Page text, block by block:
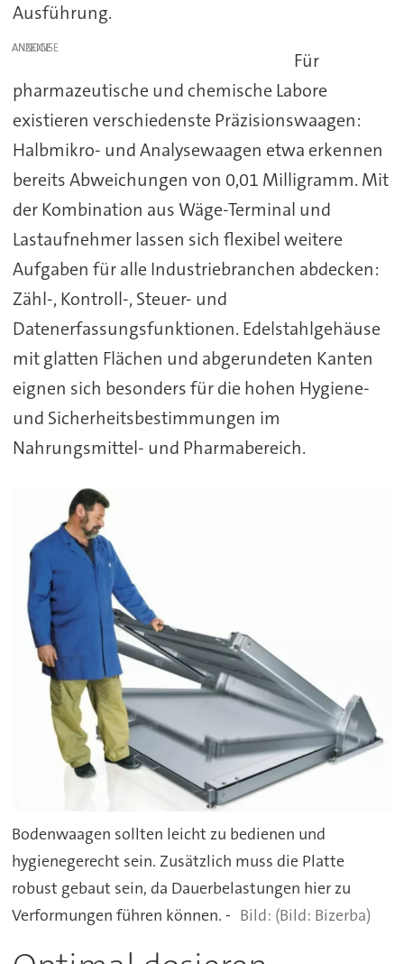
Ausführung.
ANZEIGE
Für
pharmazeutische und chemische Labore
existieren verschiedenste Präzisionswaagen:
Halbmikro- und Analysewaagen etwa erkennen
bereits Abweichungen von 0,01 Milligramm. Mit
der Kombination aus Wäge-Terminal und
Lastaufnehmer lassen sich flexibel weitere
Aufgaben für alle Industriebranchen abdecken:
Zähl-, Kontroll-, Steuer- und
Datenerfassungsfunktionen. Edelstahlgehäuse
mit glatten Flächen und abgerundeten Kanten
eignen sich besonders für die hohen Hygiene-
und Sicherheitsbestimmungen im
Nahrungsmittel- und Pharmabereich.
Bodenwaagen sollten leicht zu bedienen und
hygienegerecht sein. Zusätzlich muss die Platte
robust gebaut sein, da Dauerbelastungen hier zu
Verformungen führen können. -
(Bild: Bizerba)